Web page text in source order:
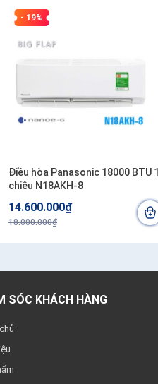
- 19%
Điều hòa Panasonic 18000 BTU 1
chiều N18AKH-8
14.600.000₫
18.000.000₫
SÓC KHÁCH HÀNG